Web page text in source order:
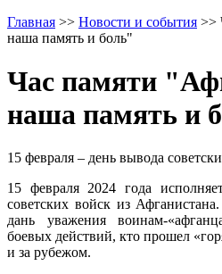
Главная >> Новости и события >>
наша память и боль"
Час памяти
наша память и
15 февраля – день вывода
15 февраля 2024 года
советских войск из
дань уважения воинам-
боевых действий, кто прошел
и за рубежом.